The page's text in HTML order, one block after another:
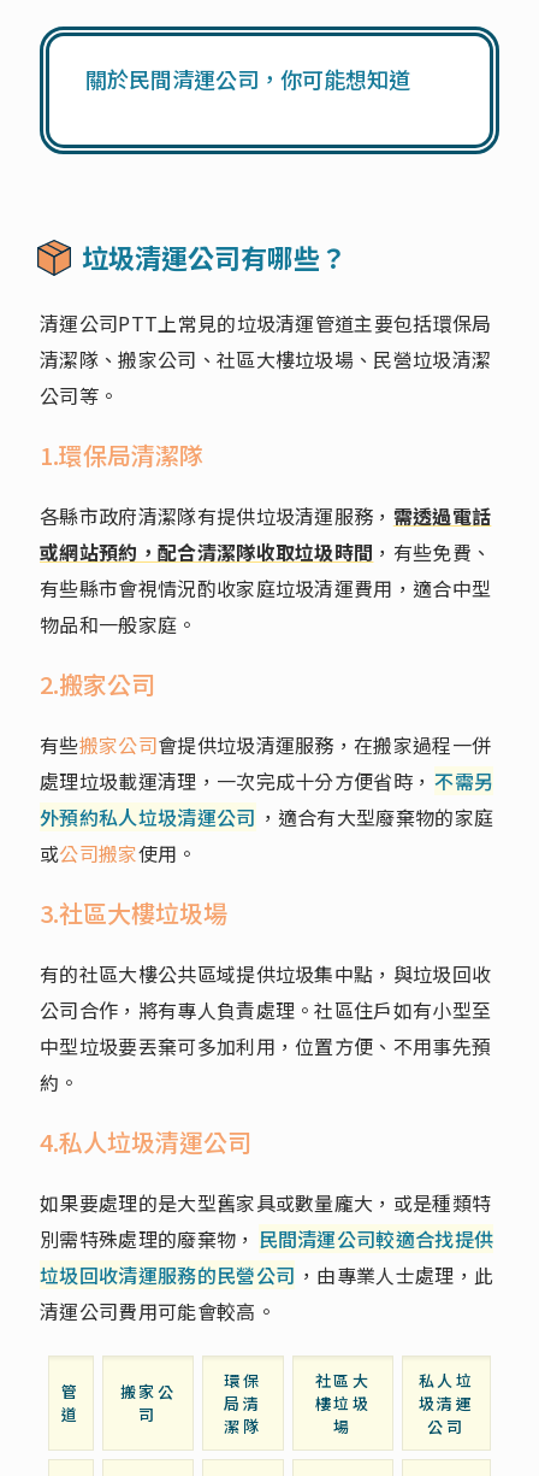
關於民間清運公司，你可能想知道
垃圾清運公司有哪些？
清運公司PTT上常見的垃圾清運管道主要包括環保局
清潔隊、搬家公司、社區大樓垃圾場、民營垃圾清潔
公司等。
1.環保局清潔隊
各縣市政府清潔隊有提供垃圾清運服務， 需透過電話
或網站預約，配合清潔隊收取垃圾時間 ，有些免費、
有些縣市會視情況酌收家庭垃圾清運費用，適合中型
物品和一般家庭。
2.搬家公司
有些搬家公司會提供垃圾清運服務，在搬家過程一併
處理垃圾載運清理，一次完成十分方便省時， 不需另
外預約私人垃圾清運公司 ，適合有大型廢棄物的家庭
或公司搬家使用。
3.社區大樓垃圾場
有的社區大樓公共區域提供垃圾集中點，與垃圾回收
公司合作，將有專人負責處理。社區住戶如有小型至
中型垃圾要丟棄可多加利用，位置方便、不用事先預
約。
4.私人垃圾清運公司
如果要處理的是大型舊家具或數量龐大，或是種類特
別需特殊處理的廢棄物， 民間清運公司較適合找提供
垃圾回收清運服務的民營公司 ，由專業人士處理，此
清運公司費用可能會較高。
管
道
搬家公
司
環保
局清
潔隊
社區大
樓垃圾
場
私人垃
圾清運
公司